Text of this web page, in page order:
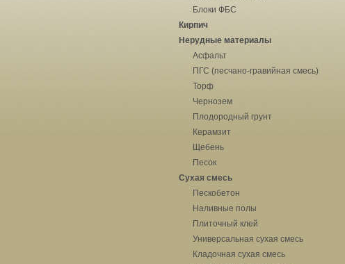
Блоки ФБС
Кирпич
Нерудные материалы
Асфальт
ПГС (песчано-гравийная смесь)
Торф
Чернозем
Плодородный грунт
Керамзит
Щебень
Песок
Сухая смесь
Пескобетон
Наливные полы
Плиточный клей
Универсальная сухая смесь
Кладочная сухая смесь